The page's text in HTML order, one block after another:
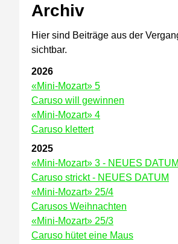
Archiv
Hier sind Beiträge aus der
sichtbar.
2026
«Mini-Mozart» 5
Caruso will gewinnen
«Mini-Mozart» 4
Caruso klettert
2025
«Mini-Mozart» 3 - NEUES DATUM
Caruso strickt - NEUES DATUM
«Mini-Mozart» 25/4
Carusos Weihnachten
«Mini-Mozart» 25/3
Caruso hütet eine Maus